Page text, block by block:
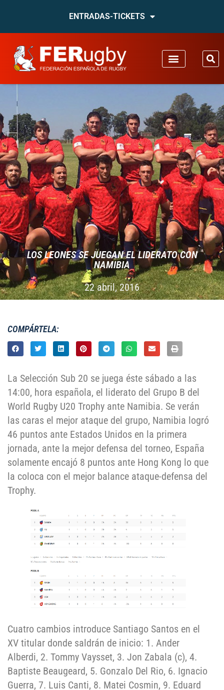
ENTRADAS-TICKETS
LOS LEONES SE JUEGAN EL LIDERATO CON
NAMIBIA
22 abril, 2016
COMPÁRTELA:
La Selección Sub 20 se juega éste sábado a las
14:00, hora española, el liderato del Grupo B del
World Rugby U20 Trophy ante Namibia. Se verán
las caras el mejor ataque del grupo, Namibia logró
46 puntos ante Estados Unidos en la primera
jornada, ante la mejor defensa del torneo, España
solamente encajó 8 puntos ante Hong Kong lo que
la coloca con el mejor balance ataque-defensa del
Trophy.
Cuatro cambios introduce Santiago Santos en el
XV titular donde saldrán de inicio: 1. Ander
Alberdi, 2. Tommy Vaysset, 3. Jon Zabala (c), 4.
Baptiste Beaugeard, 5. Gonzalo Del Rio, 6. Ignacio
Guerra, 7. Luis Canti, 8. Matei Cosmin, 9. Eduard